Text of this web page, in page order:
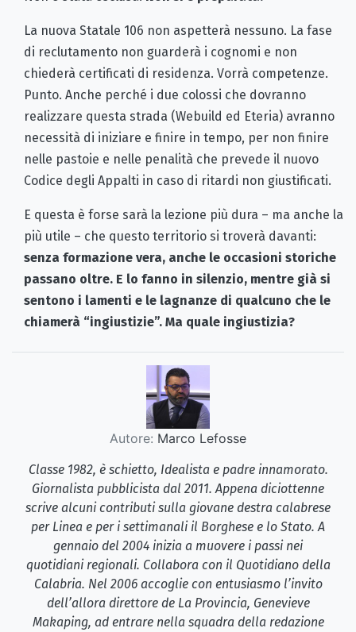
La nuova Statale 106 non aspetterà nessuno. La fase
di reclutamento non guarderà i cognomi e non
chiederà certificati di residenza. Vorrà competenze.
Punto. Anche perché i due colossi che dovranno
realizzare questa strada (Webuild ed Eteria) avranno
necessità di iniziare e finire in tempo, per non finire
nelle pastoie e nelle penalità che prevede il nuovo
Codice degli Appalti in caso di ritardi non giustificati.
E questa è forse sarà la lezione più dura – ma anche la
più utile – che questo territorio si troverà davanti:
senza formazione vera, anche le occasioni storiche
passano oltre. E lo fanno in silenzio, mentre già si
sentono i lamenti e le lagnanze di qualcuno che le
chiamerà “ingiustizie”. Ma quale ingiustizia?
Autore: Marco Lefosse
Classe 1982, è schietto, Idealista e padre innamorato.
Giornalista pubblicista dal 2011. Appena diciottenne
scrive alcuni contributi sulla giovane destra calabrese
per Linea e per i settimanali il Borghese e lo Stato. A
gennaio del 2004 inizia a muovere i passi nei
quotidiani regionali. Collabora con il Quotidiano della
Calabria. Nel 2006 accoglie con entusiasmo l’invito
dell’allora direttore de La Provincia, Genevieve
Makaping, ad entrare nella squadra della redazione